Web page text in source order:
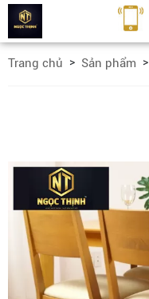
Trang chủ Sản phẩm